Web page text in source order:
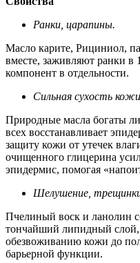
Ранки, царапины.
Масло карите, Рициниол,
вместе, заживляют ранки в
компонент в отдельности.
Сильная сухость
Природные масла богаты
всех восстанавливает
защиту кожи от утечек
очищенного глицерина
эпидермис, помогая
Шелушение,
Пчелиный воск и ланолин
тончайший липидный слой,
обезвоживанию кожи до
барьерной функции.